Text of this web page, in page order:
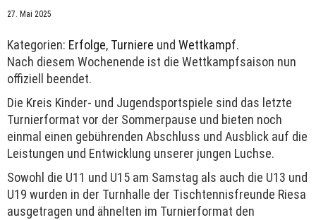
27. Mai 2025
Kategorien: Erfolge, Turniere und Wettkampf.
Nach diesem Wochenende ist die Wettkampfsaison nun
offiziell beendet.
Die Kreis Kinder- und Jugendsportspiele sind das letzte
Turnierformat vor der Sommerpause und bieten noch
einmal einen gebührenden Abschluss und Ausblick auf die
Leistungen und Entwicklung unserer jungen Luchse.
Sowohl die U11 und U15 am Samstag als auch die U13 und
U19 wurden in der Turnhalle der Tischtennisfreunde Riesa
ausgetragen und ähnelten im Turnierformat den